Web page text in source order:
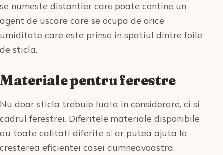
se numeste distantier care poate contine un
agent de uscare care se ocupa de orice
umiditate care este prinsa in spatiul dintre foile
de sticla.
Materiale pentru ferestre
Nu doar sticla trebuie luata in considerare, ci si
cadrul ferestrei. Diferitele materiale disponibile
au toate calitati diferite si ar putea ajuta la
cresterea eficientei casei dumneavoastra.